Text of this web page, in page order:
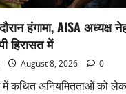
हंगामा, AISA अध्यक्ष
हिरासत में
August 8, 2026 0
में कथित अनियमितताओं को